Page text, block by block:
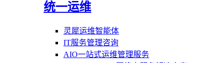
统一运维
灵犀运维智能体
IT服务管理咨询
AIO一站式运维管理服务